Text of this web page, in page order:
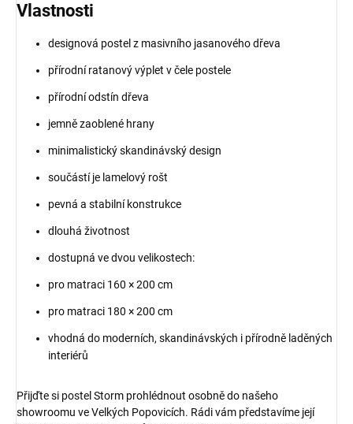
Vlastnosti
designová postel z masivního jasanového dřeva
přírodní ratanový výplet v čele postele
přírodní odstín dřeva
jemně zaoblené hrany
minimalistický skandinávský design
součástí je lamelový rošt
pevná a stabilní konstrukce
dlouhá životnost
dostupná ve dvou velikostech:
pro matraci 160 × 200 cm
pro matraci 180 × 200 cm
vhodná do moderních, skandinávských i přírodně laděných
interiérů
Přijďte si postel Storm prohlédnout osobně do našeho
showroomu ve Velkých Popovicích. Rádi vám představíme její